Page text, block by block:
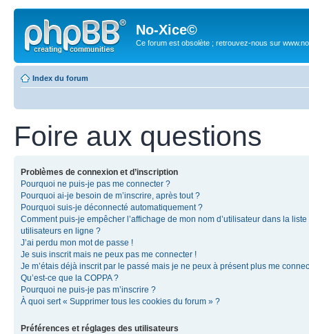
No-Xice©
Ce forum est obsolète ; retrouvez-nous sur
Index du forum
Foire aux questions
Problèmes de connexion et d’inscription
Pourquoi ne puis-je pas me connecter ?
Pourquoi ai-je besoin de m’inscrire, après tout ?
Pourquoi suis-je déconnecté automatiquement ?
Comment puis-je empêcher l’affichage de mon nom d’utilisateur dans la liste
utilisateurs en ligne ?
J’ai perdu mon mot de passe !
Je suis inscrit mais ne peux pas me connecter !
Je m’étais déjà inscrit par le passé mais je ne peux à présent plus me
Qu’est-ce que la COPPA ?
Pourquoi ne puis-je pas m’inscrire ?
À quoi sert « Supprimer tous les cookies du forum » ?
Préférences et réglages des utilisateurs